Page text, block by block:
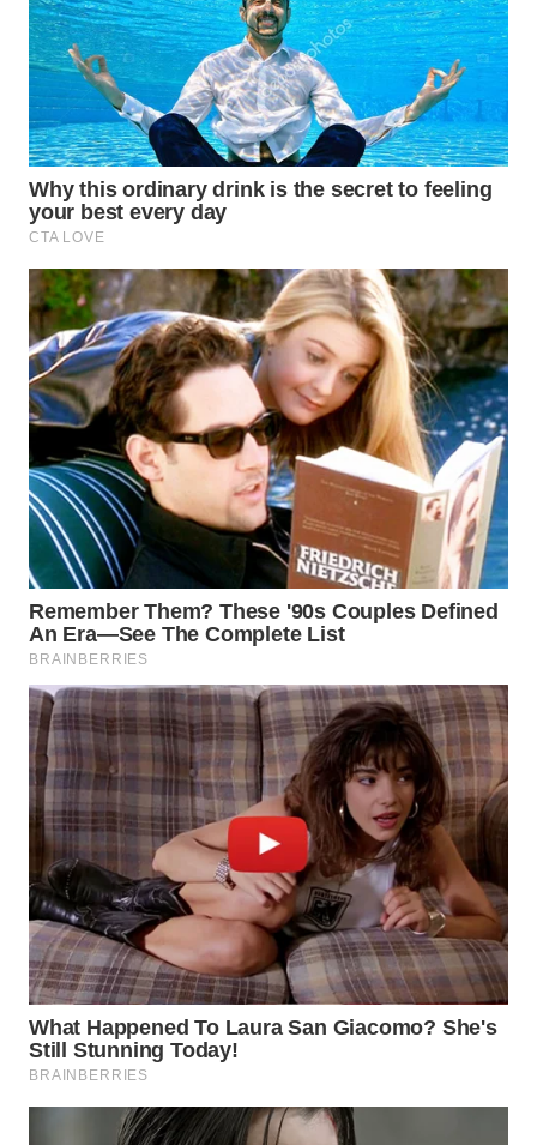
WN
BEKASI
WN
BOGOR
WN
DEPOK
WN
TAPANULI
UTARA
WN
SAMOSIR
WN
PADANG
LAWAS
WN
SUMEDANG
WN
CIANJUR
WN
KEPULAUAN
SERIBU
WN
TANGERANG
WN
WN
CIREBON